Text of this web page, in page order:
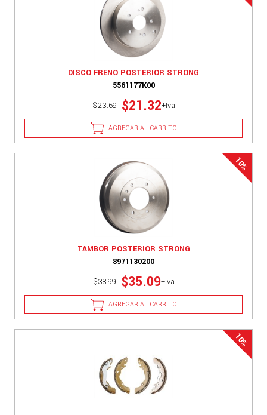
DISCO FRENO POSTERIOR STRONG
5561177K00
$23.69 $21.32+Iva
AGREGAR AL CARRITO
TAMBOR POSTERIOR STRONG
8971130200
$38.99 $35.09+Iva
AGREGAR AL CARRITO